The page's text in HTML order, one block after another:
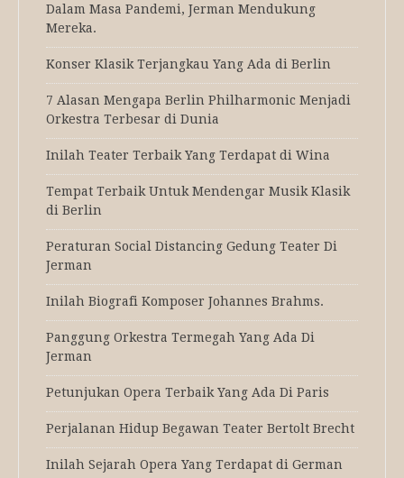
Dalam Masa Pandemi, Jerman Mendukung
Mereka.
Konser Klasik Terjangkau Yang Ada di Berlin
7 Alasan Mengapa Berlin Philharmonic Menjadi
Orkestra Terbesar di Dunia
Inilah Teater Terbaik Yang Terdapat di Wina
Tempat Terbaik Untuk Mendengar Musik Klasik
di Berlin
Peraturan Social Distancing Gedung Teater Di
Jerman
Inilah Biografi Komposer Johannes Brahms.
Panggung Orkestra Termegah Yang Ada Di
Jerman
Petunjukan Opera Terbaik Yang Ada Di Paris
Perjalanan Hidup Begawan Teater Bertolt Brecht
Inilah Sejarah Opera Yang Terdapat di German